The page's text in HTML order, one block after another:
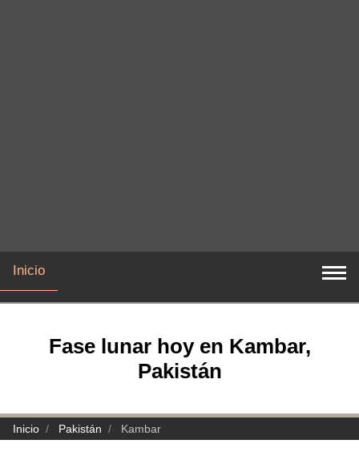
Inicio
Fase lunar hoy en Kambar,
Pakistán
Inicio Pakistán Kambar